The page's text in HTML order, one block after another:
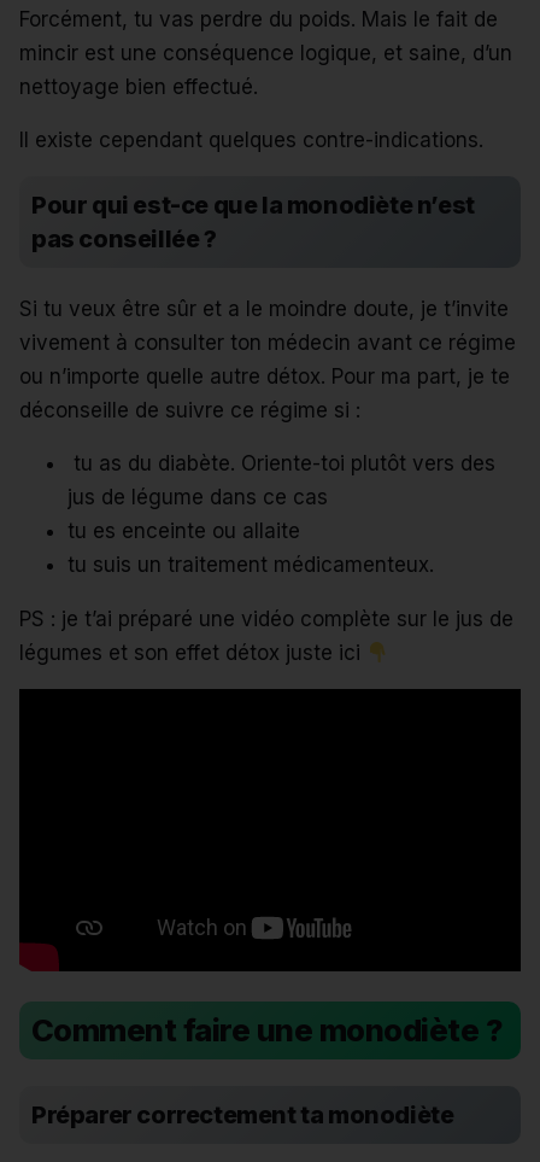
Forcément, tu vas perdre du poids. Mais le fait de
mincir est une conséquence logique, et saine, d’un
nettoyage bien effectué.
Il existe cependant quelques contre-indications.
Pour qui est-ce que la monodiète n’est
pas conseillée ?
Si tu veux être sûr et a le moindre doute, je t’invite
vivement à consulter ton médecin avant ce régime
ou n’importe quelle autre détox. Pour ma part, je te
déconseille de suivre ce régime si :
tu as du diabète. Oriente-toi plutôt vers des
jus de légume dans ce cas
tu es enceinte ou allaite
tu suis un traitement médicamenteux.
PS : je t’ai préparé une vidéo complète sur le jus de
légumes et son effet détox juste ici
Comment faire une monodiète ?
Préparer correctement ta monodiète